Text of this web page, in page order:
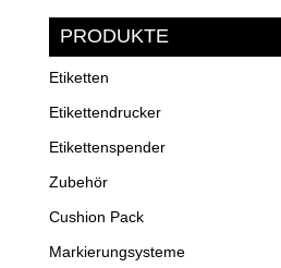
PRODUKTE
Etiketten
Etikettendrucker
Etikettenspender
Zubehör
Cushion Pack
Markierungsysteme